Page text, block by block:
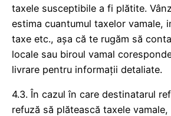
taxele susceptibile a fi plătite.
estima cuantumul taxelor vamale,
taxe etc., așa că te rugăm să
locale sau biroul vamal
livrare pentru informații detaliate.
4.3. În cazul în care destinatarul
refuză să plătească taxele